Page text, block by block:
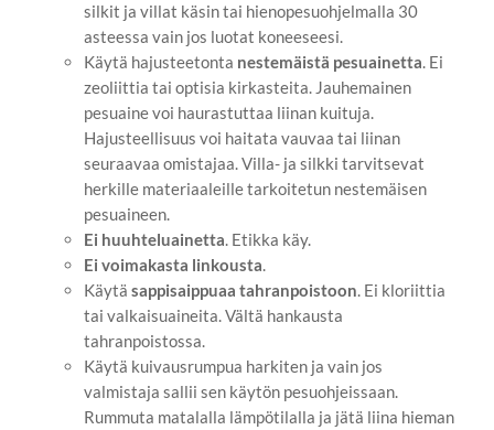
silkit ja villat käsin tai hienopesuohjelmalla 30
asteessa vain jos luotat koneeseesi.
Käytä hajusteetonta nestemäistä pesuainetta. Ei
zeoliittia tai optisia kirkasteita. Jauhemainen
pesuaine voi haurastuttaa liinan kuituja.
Hajusteellisuus voi haitata vauvaa tai liinan
seuraavaa omistajaa. Villa- ja silkki tarvitsevat
herkille materiaaleille tarkoitetun nestemäisen
pesuaineen.
Ei huuhteluainetta. Etikka käy.
Ei voimakasta linkousta.
Käytä sappisaippuaa tahranpoistoon. Ei kloriittia
tai valkaisuaineita. Vältä hankausta
tahranpoistossa.
Käytä kuivausrumpua harkiten ja vain jos
valmistaja sallii sen käytön pesuohjeissaan.
Rummuta matalalla lämpötilalla ja jätä liina hieman